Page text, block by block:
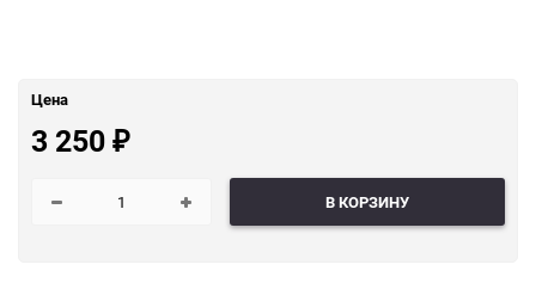
Цена
3 250 ₽
В КОРЗИНУ